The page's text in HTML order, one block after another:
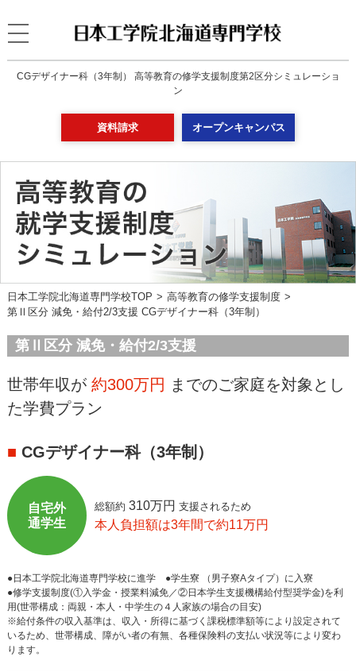
CGデザイナー科（3年制） 高等教育の修学支援制度第2区分シミュレーショ
ン
資料請求 オープンキャンパス
日本工学院北海道専門学校TOP
高等教育の修学支援制度
第Ⅱ区分 減免・給付2/3支援 CGデザイナー科（3年制）
第Ⅱ区分 減免・給付2/3支援
世帯年収が 約300万円 までのご家庭を対象とし
た学費プラン
■ CGデザイナー科（3年制）
自宅外
通学生
総額約 310万円 支援されるため
本人負担額は3年間で約11万円
●日本工学院北海道専門学校に進学 ●学生寮 （男子寮Aタイプ）に入寮
●修学支援制度(①入学金・授業料減免／②日本学生支援機構給付型奨学金)を利
用(世帯構成：両親・本人・中学生の４人家族の場合の目安)
※給付条件の収入基準は、収入・所得に基づく課税標準額等により設定されて
いるため、世帯構成、障がい者の有無、各種保険料の支払い状況等により変わ
ります。